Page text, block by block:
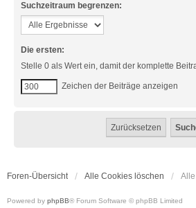
Suchzeitraum begrenzen:
Die ersten:
Stelle 0 als Wert ein, damit der komplette
Zeichen der Beiträge anzeigen
Foren-Übersicht Alle Cookies löschen
Powered by phpBB® Forum Software © phpBB Limited